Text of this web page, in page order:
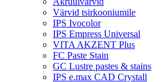
Värvid tsirkooniumile
IPS Ivocolor
IPS Empress Universal
VITA AKZENT Plus
FC Paste Stain
GC Lustre pastes & stains
IPS e.max CAD Crystall